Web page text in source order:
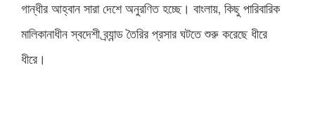
গান্ধীর আহ্বান সারা দেশে অনুরণিত হচ্ছে। বাংলায়, কিছু পারিবারিক
মালিকানাধীন স্বদেশী ব্র্যান্ড তৈরির প্রসার ঘটতে শুরু করেছে ধীরে
ধীরে।